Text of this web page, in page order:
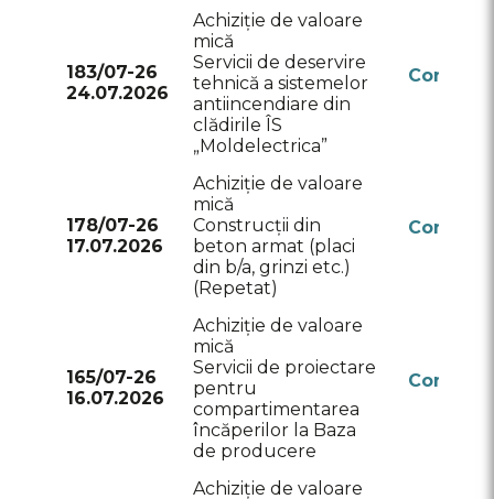
183/07-26
24.07.2026
Achiziție de valoare
mică
Servicii de deservire
tehnică a sistemelor
antiincendiare din
clădirile ÎS
„Moldelectrica”
Conform
178/07-26
17.07.2026
Achiziție de valoare
mică
Construcții din
beton armat (placi
din b/a, grinzi etc.)
(Repetat)
Conform
165/07-26
16.07.2026
Achiziție de valoare
mică
Servicii de proiectare
pentru
compartimentarea
încăperilor la Baza
de producere
Conform
Achiziție de valoare